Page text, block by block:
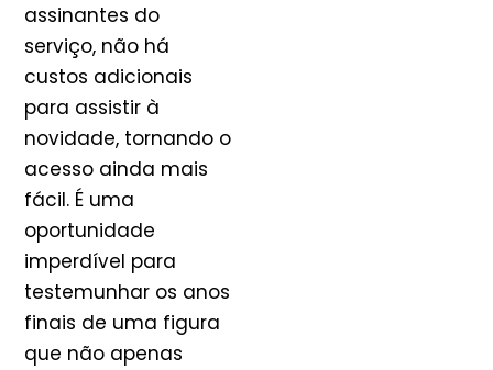
assinantes do
serviço, não há
custos adicionais
para assistir à
novidade, tornando o
acesso ainda mais
fácil. É uma
oportunidade
imperdível para
testemunhar os anos
finais de uma figura
que não apenas